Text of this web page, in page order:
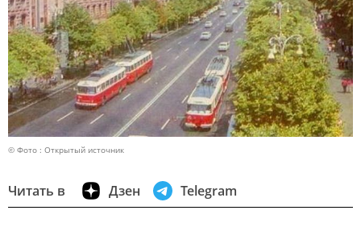
© Фото : Открытый источник
Читать в Дзен Telegram